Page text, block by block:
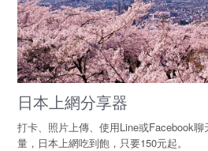
日本上網分享器
打卡、照片上傳、使用Line或Facebook
量，日本上網吃到飽，只要150元起。